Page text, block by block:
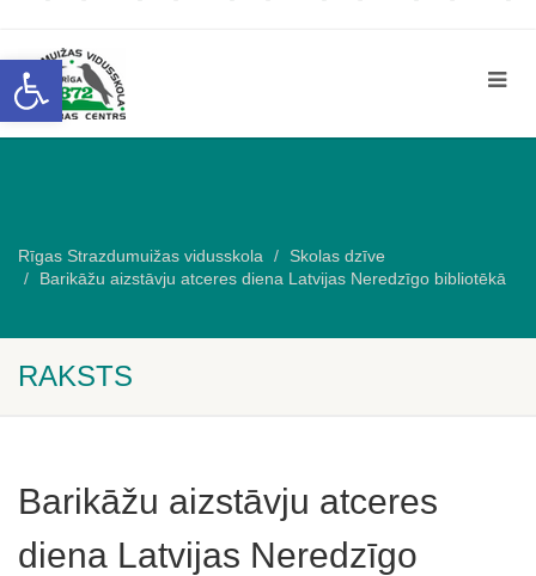
Open toolbar
Rīgas Strazdumuižas vidusskola
Skolas dzīve
Barikāžu aizstāvju atceres diena Latvijas Neredzīgo bibliotēkā
RAKSTS
Barikāžu aizstāvju atceres
diena Latvijas Neredzīgo